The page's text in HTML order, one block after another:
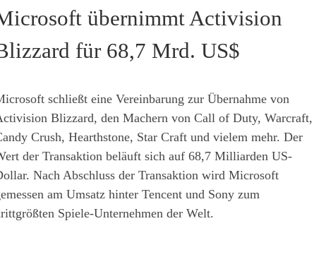
übernimmt Activision
für 68,7 Mrd. US$
schließt eine Vereinbarung zur Übernahme von
Blizzard, den Machern von Call of Duty, Warcraft,
Crush, Hearthstone, Star Craft und vielem mehr. Der
der Transaktion beläuft sich auf 68,7 Milliarden US-
Nach Abschluss der Transaktion wird Microsoft
am Umsatz hinter Tencent und Sony zum
Spiele-Unternehmen der Welt.